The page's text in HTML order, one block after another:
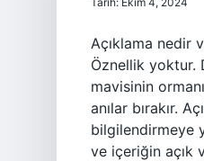
Açıklama nedir
Öznellik yoktur.
mavisinin
anılar bırakır.
bilgilendirmeye
ve içeriğin açık